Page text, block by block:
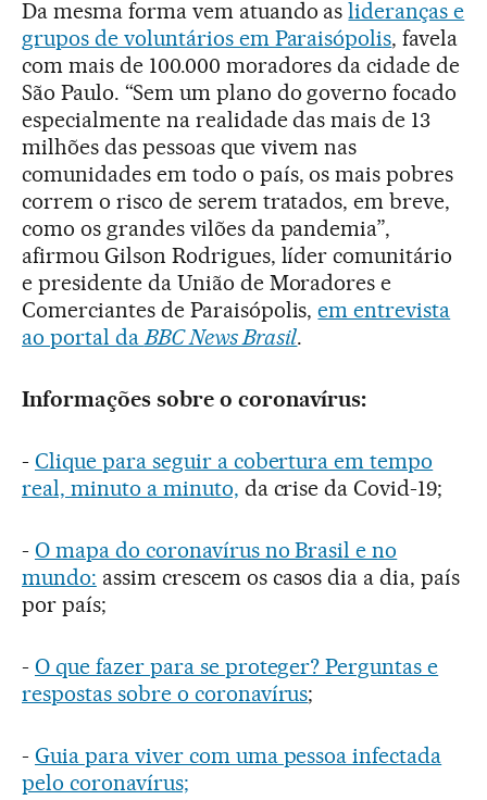
Da mesma forma vem atuando aslideranças e
grupos de voluntários em Paraisópolis, favela
com mais de 100.000 moradores da cidade de
São Paulo. “Sem um plano do governo focado
especialmente na realidade das mais de 13
milhões das pessoas que vivem nas
comunidades em todo o país, os mais pobres
correm o risco de serem tratados, em breve,
como os grandes vilões da pandemia”,
afirmou Gilson Rodrigues, líder comunitário
e presidente da União de Moradores e
Comerciantes de Paraisópolis,em entrevista
ao portal daBBC News Brasil.
Informações sobre o coronavírus:
- Clique para seguir a cobertura em tempo
real, minuto a minuto, da crise da Covid-19;
- O mapa do coronavírus no Brasil e no
mundo: assim crescem os casos dia a dia, país
por país;
- O que fazer para se proteger? Perguntas e
respostas sobre o coronavírus;
- Guia para viver com uma pessoa infectada
pelo coronavírus;